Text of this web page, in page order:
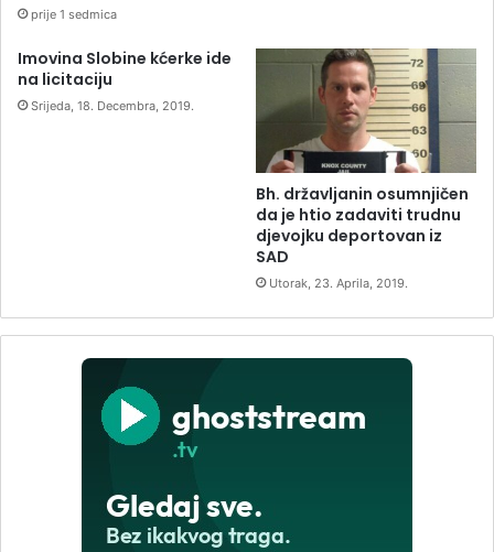
prije 1 sedmica
Imovina Slobine kćerke ide
na licitaciju
Srijeda, 18. Decembra, 2019.
Bh. državljanin osumnjičen
da je htio zadaviti trudnu
djevojku deportovan iz
SAD
Utorak, 23. Aprila, 2019.